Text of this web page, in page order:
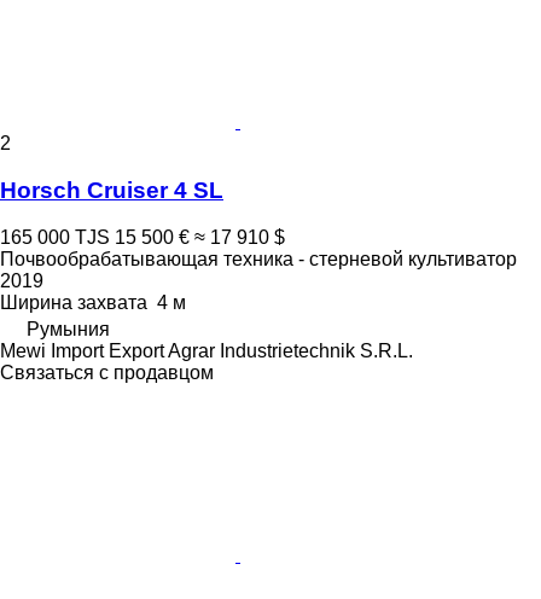
2
Horsch Cruiser 4 SL
165 000 TJS 15 500 € ≈ 17 910 $
Почвообрабатывающая техника - стерневой культиватор
2019
Ширина захвата 4 м
Румыния
Mewi Import Export Agrar Industrietechnik S.R.L.
Связаться с продавцом